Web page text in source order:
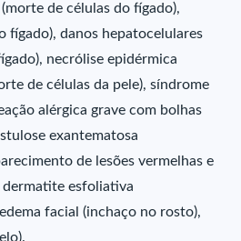
de células do fígado),
fígado), danos hepatocelulares
necrólise epidérmica
de células da pele), síndrome
alérgica grave com bolhas
exantematosa
de lesões vermelhas e
dermatite esfoliativa
facial (inchaço no rosto),